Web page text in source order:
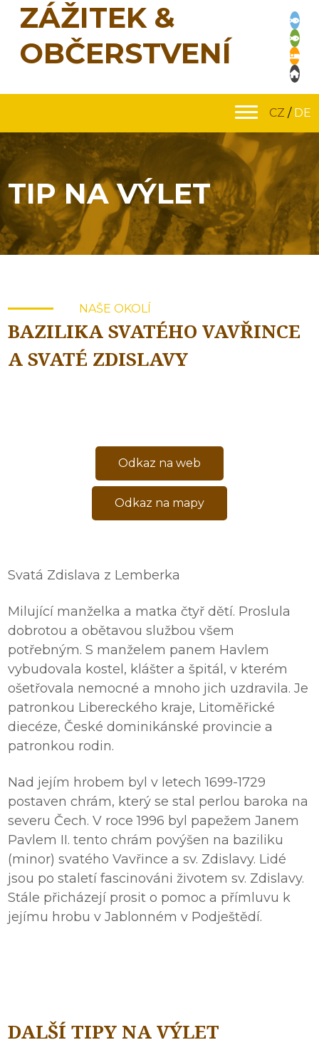
ZÁŽITEK &
OBČERSTVENÍ
CZ / DE
TIP NA VÝLET
NAŠE OKOLÍ
BAZILIKA SVATÉHO VAVŘINCE
A SVATÉ ZDISLAVY
Odkaz na web
Odkaz na mapy
Svatá Zdislava z Lemberka
Milující manželka a matka čtyř dětí. Proslula
dobrotou a obětavou službou všem
potřebným. S manželem panem Havlem
vybudovala kostel, klášter a špitál, v kterém
ošetřovala nemocné a mnoho jich uzdravila. Je
patronkou Libereckého kraje, Litoměřické
diecéze, České dominikánské provincie a
patronkou rodin.
Nad jejím hrobem byl v letech 1699-1729
postaven chrám, který se stal perlou baroka na
severu Čech. V roce 1996 byl papežem Janem
Pavlem II. tento chrám povýšen na baziliku
(minor) svatého Vavřince a sv. Zdislavy. Lidé
jsou po staletí fascinováni životem sv. Zdislavy.
Stále přicházejí prosit o pomoc a přímluvu k
jejímu hrobu v Jablonném v Podještědí.
DALŠÍ TIPY NA VÝLET